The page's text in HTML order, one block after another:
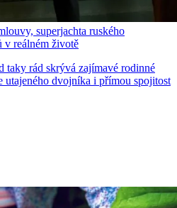
superjachta ruského
v reálném životě
taky rád skrývá zajímavé rodinné
utajeného dvojníka i přímou spojitost